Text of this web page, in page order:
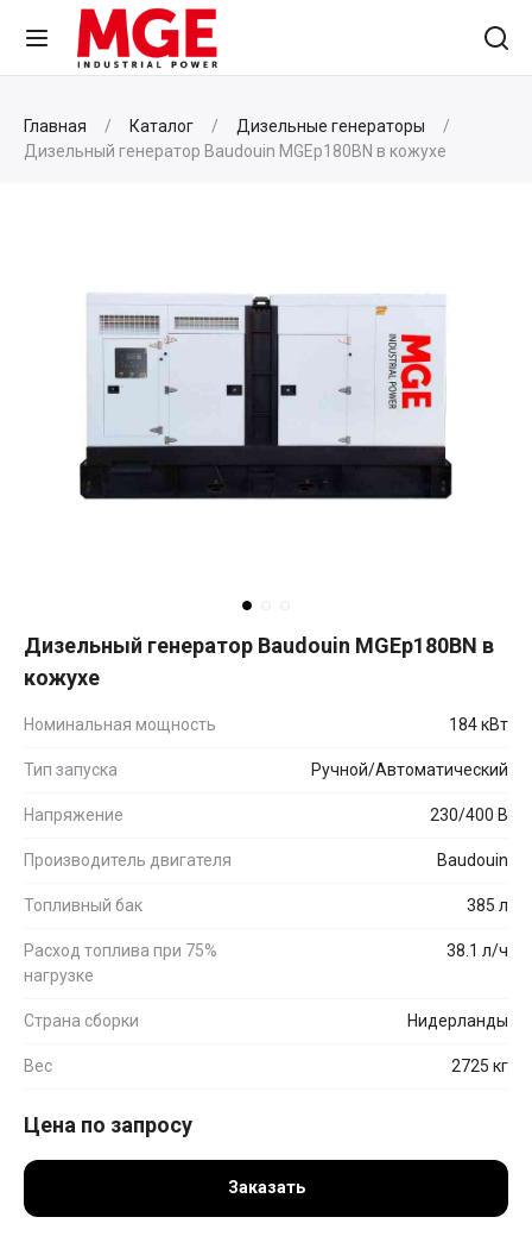
Главная Каталог
Дизельные генераторы
Дизельный генератор Baudouin MGEp180BN в кожухе
Дизельный генератор Baudouin MGEp180BN в
кожухе
Номинальная мощность 184 кВт
Тип запуска Ручной/Автоматический
Напряжение 230/400 В
Производитель двигателя Baudouin
Топливный бак 385 л
Расход топлива при 75%
нагрузке
38.1 л/ч
Страна сборки Нидерланды
Вес 2725 кг
Цена по запросу
Заказать